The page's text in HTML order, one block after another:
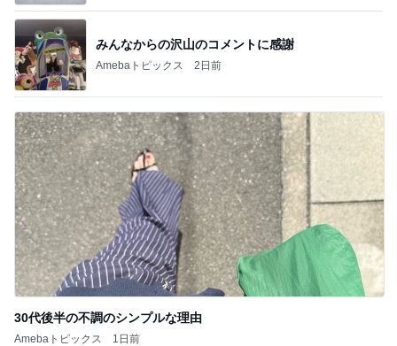
みんなからの沢山のコメントに感謝
Amebaトピックス 2日前
30代後半の不調のシンプルな理由
Amebaトピックス 1日前